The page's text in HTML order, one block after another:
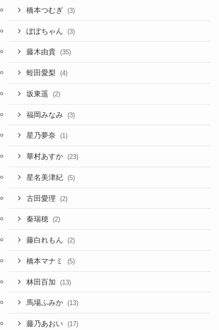
橋本つむぎ (3)
ぽぽちゃん (3)
藤木由貴 (35)
蛭田愛梨 (4)
坂東遥 (2)
福岡みなみ (3)
星乃夢奈 (1)
華村あすか (23)
星名美津紀 (5)
古田愛理 (2)
秦瑞穂 (2)
藤白れもん (2)
橋本マナミ (5)
林田百加 (13)
馬場ふみか (13)
藤乃あおい (17)